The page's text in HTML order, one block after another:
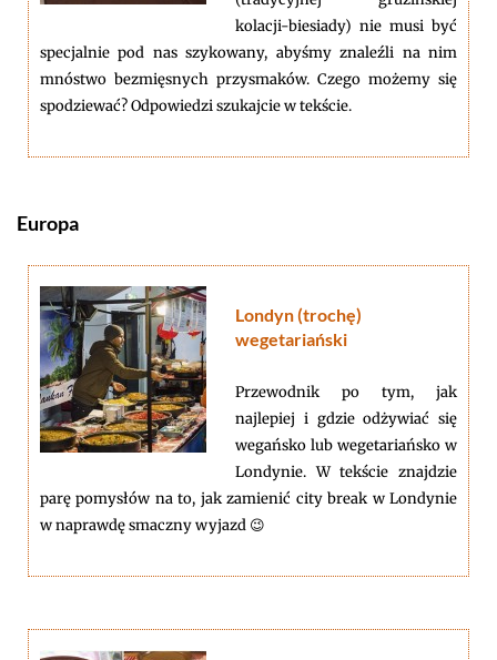
kolacji-biesiady) nie musi być
specjalnie pod nas szykowany, abyśmy znaleźli na nim
mnóstwo bezmięsnych przysmaków. Czego możemy się
spodziewać? Odpowiedzi szukajcie w tekście.
Europa
Londyn (trochę)
wegetariański
Przewodnik po tym, jak
najlepiej i gdzie odżywiać się
wegańsko lub wegetariańsko w
Londynie. W tekście znajdzie
parę pomysłów na to, jak zamienić city break w Londynie
w naprawdę smaczny wyjazd 😉